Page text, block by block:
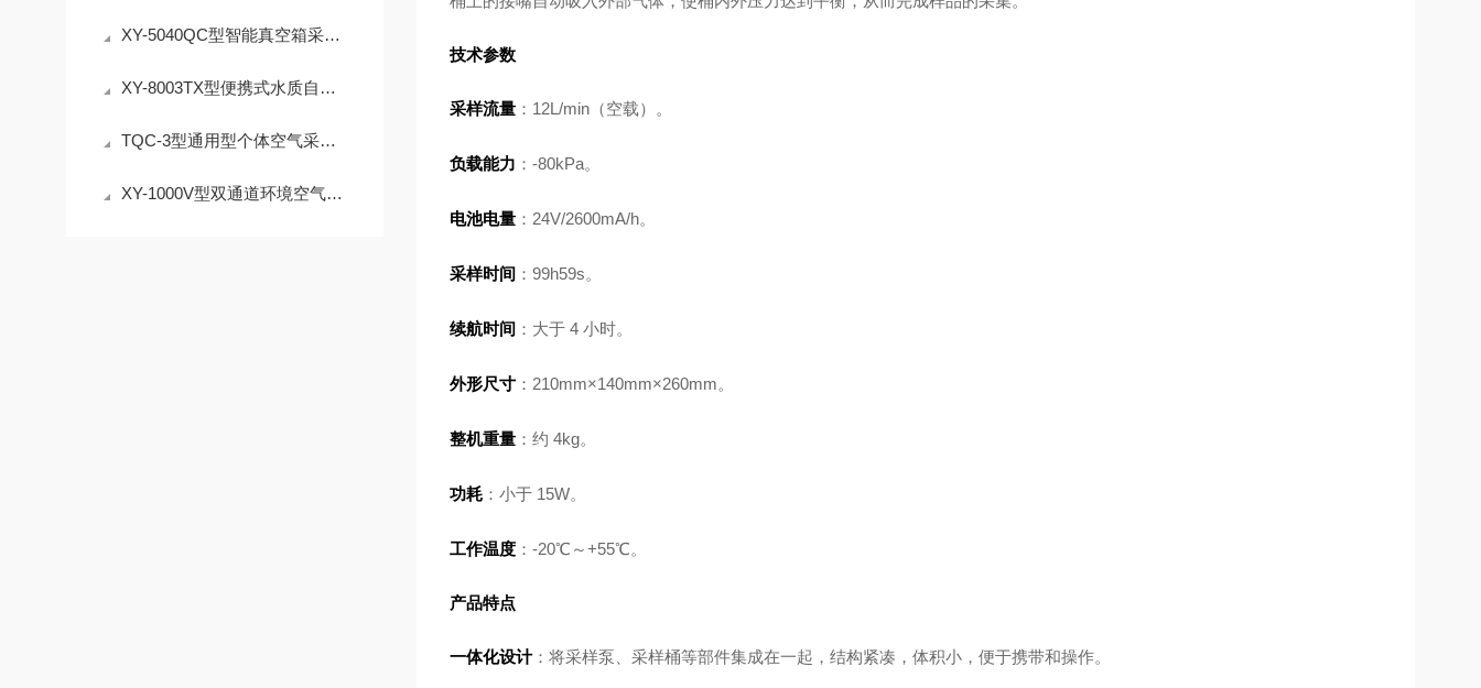
XY-5040QC型智能真空箱采样器气袋法采样器授时定位 防篡改
XY-8003TX型便携式水质自动采样器 恒温冷藏冷冻采样器 介绍
TQC-3型通用型个体空气采样仪：职业卫生粉尘采样专用设备
XY-1000V型双通道环境空气与污染源挥发性有机物便携采样设备综合说明
技术参数
采样流量：12L/min（空载）。
负载能力 ：-80kPa。
电池电量：24V/2600mA/h。
采样时间 ：99h59s。
续航时间 ：大于 4 小时。
外形尺寸：210mm×140mm×260mm。
整机重量：约 4kg。
功耗：小于 15W。
工作温度：-20℃～+55℃。
产品特点
一体化设计：将采样泵、采样桶等部件集成在一起，结构紧凑，体积小，便于携带和操作。